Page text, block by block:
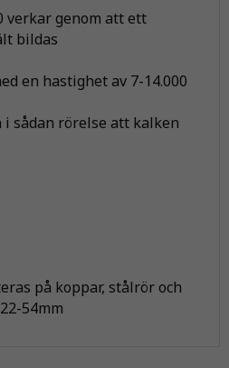
verkar genom att ett
bildas
en hastighet av 7-14.000
sådan rörelse att kalken
på koppar, stålrör och
54mm